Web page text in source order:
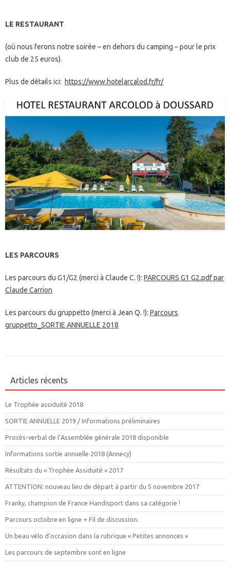
LE RESTAURANT
(où nous ferons notre soirée – en dehors du camping – pour le prix
club de 25 euros).
Plus de détails ici: https://www.hotelarcalod.fr/fr/
LES PARCOURS
Les parcours du G1/G2 (merci à Claude C. !): PARCOURS G1 G2.pdf par
Claude Carrion
Les parcours du gruppetto (merci à Jean Q. !): Parcours
gruppetto_SORTIE ANNUELLE 2018
Articles récents
Le Trophée assiduité 2018
SORTIE ANNUELLE 2019 / Informations préliminaires
Procès-verbal de l’Assemblée générale 2018 disponible
Informations sortie annuelle 2018 (Annecy)
Résultats du « Trophée Assiduité » 2017
ATTENTION: nouveau lieu de départ à partir du 5 novembre 2017
Franky, champion de France Handisport dans sa catégorie !
Parcours octobre en ligne + Fil de discussion.
Un beau vélo d’occasion dans la rubrique « Petites annonces »
Les parcours de septembre sont en ligne